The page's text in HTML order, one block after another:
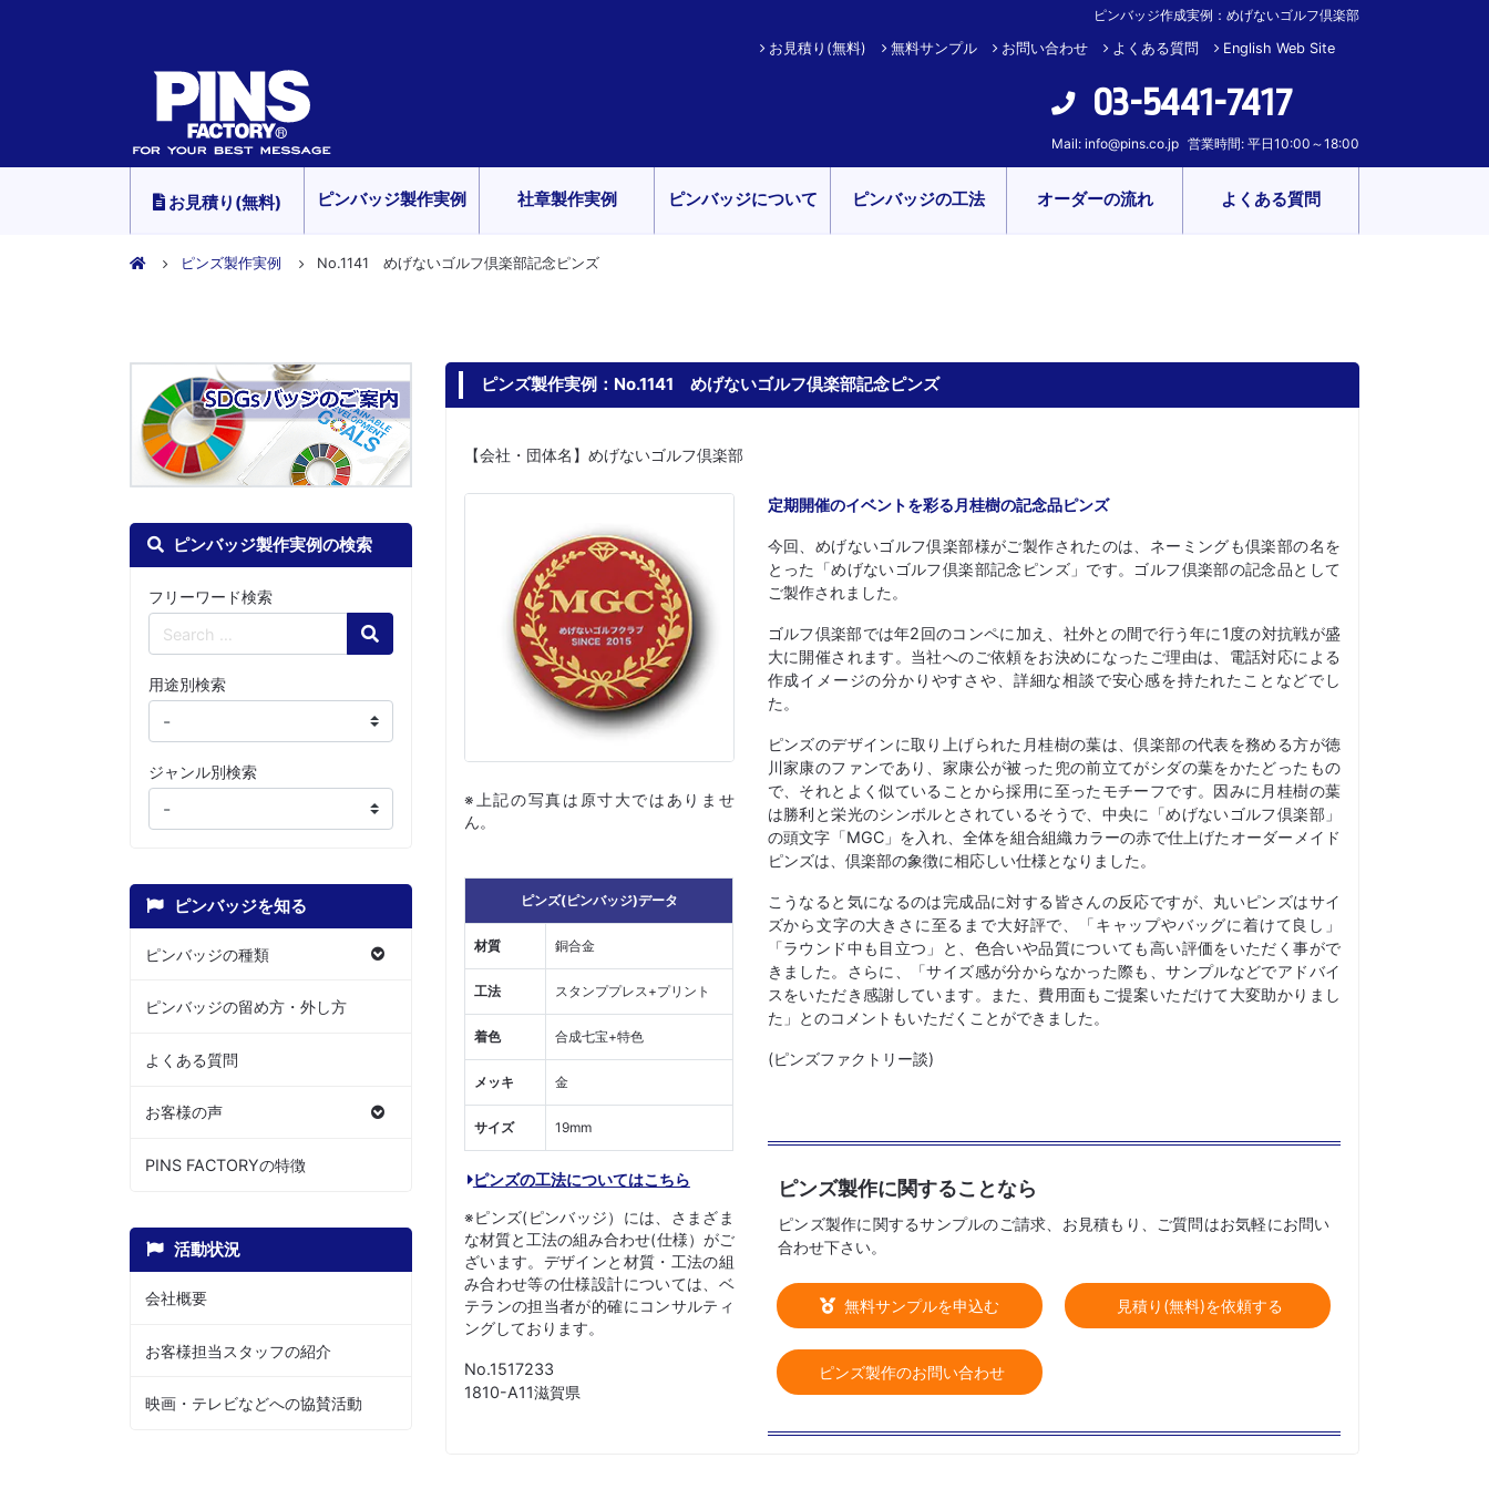
ピンバッジ作成実例：めげないゴルフ倶楽部
お見積り(無料) 無料サンプル お問い合わせ よくある質問 English Web Site
03-5441-7417
Mail: info@pins.co.jp 営業時間: 平日10:00～18:00
お見積り(無料) ピンバッジ製作実例 社章製作実例 ピンバッジについて ピンバッジの工法 オーダーの流れ よくある質問
ピンズ製作実例 No.1141 めげないゴルフ倶楽部記念ピンズ
ピンバッジ製作実例の検索
フリーワード検索
Search
用途別検索
ジャンル別検索
ピンバッジを知る
ピンバッジの種類
ピンバッジの留め方・外し方
よくある質問
お客様の声
PINS FACTORYの特徴
活動状況
会社概要
お客様担当スタッフの紹介
映画・テレビなどへの協賛活動
ピンズ製作実例：No.1141 めげないゴルフ倶楽部記念ピンズ
【会社・団体名】めげないゴルフ倶楽部
※上記の写真は原寸大ではありませ
ん。
ピンズ(ピンバッジ)データ
材質 銅合金
工法 スタンププレス+プリント
着色 合成七宝+特色
メッキ 金
サイズ 19mm
ピンズの工法についてはこちら
※ピンズ(ピンバッジ）には、さまざま
な材質と工法の組み合わせ(仕様）がご
ざいます。デザインと材質・工法の組
み合わせ等の仕様設計については、ベ
テランの担当者が的確にコンサルティ
ングしております。
No.1517233
1810-A11滋賀県
定期開催のイベントを彩る月桂樹の記念品ピンズ
今回、めげないゴルフ倶楽部様がご製作されたのは、ネーミングも倶楽部の名を
とった「めげないゴルフ倶楽部記念ピンズ」です。ゴルフ倶楽部の記念品として
ご製作されました。
ゴルフ倶楽部では年2回のコンペに加え、社外との間で行う年に1度の対抗戦が盛
大に開催されます。当社へのご依頼をお決めになったご理由は、電話対応による
作成イメージの分かりやすさや、詳細な相談で安心感を持たれたことなどでし
た。
ピンズのデザインに取り上げられた月桂樹の葉は、倶楽部の代表を務める方が徳
川家康のファンであり、家康公が被った兜の前立てがシダの葉をかたどったもの
で、それとよく似ていることから採用に至ったモチーフです。因みに月桂樹の葉
は勝利と栄光のシンボルとされているそうで、中央に「めげないゴルフ倶楽部」
の頭文字「MGC」を入れ、全体を組合組織カラーの赤で仕上げたオーダーメイド
ピンズは、倶楽部の象徴に相応しい仕様となりました。
こうなると気になるのは完成品に対する皆さんの反応ですが、丸いピンズはサイ
ズから文字の大きさに至るまで大好評で、「キャップやバッグに着けて良し」
「ラウンド中も目立つ」と、色合いや品質についても高い評価をいただく事がで
きました。さらに、「サイズ感が分からなかった際も、サンプルなどでアドバイ
スをいただき感謝しています。また、費用面もご提案いただけて大変助かりまし
た」とのコメントもいただくことができました。
(ピンズファクトリー談)
ピンズ製作に関することなら
ピンズ製作に関するサンプルのご請求、お見積もり、ご質問はお気軽にお問い
合わせ下さい。
無料サンプルを申込む 見積り(無料)を依頼する
ピンズ製作のお問い合わせ